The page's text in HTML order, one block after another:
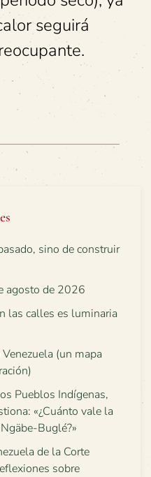
seguirá
sino de construir
agosto de 2026
las calles es luminaria
(un mapa
Pueblos Indígenas,
«¿Cuánto vale la
Buglé?»
de la Corte
sobre